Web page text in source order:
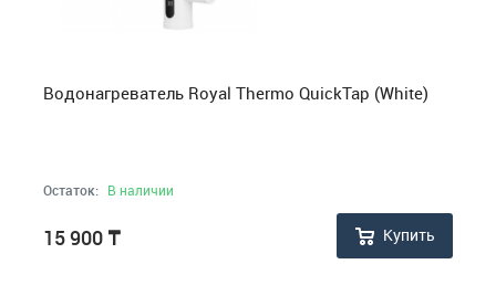
Водонагреватель Royal Thermo QuickTap (White)
Остаток: В наличии
15 900 ₸ Купить